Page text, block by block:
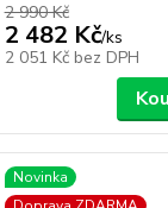
2 990 Kč
2 482 Kč/ks
2 051 Kč bez DPH
Novinka